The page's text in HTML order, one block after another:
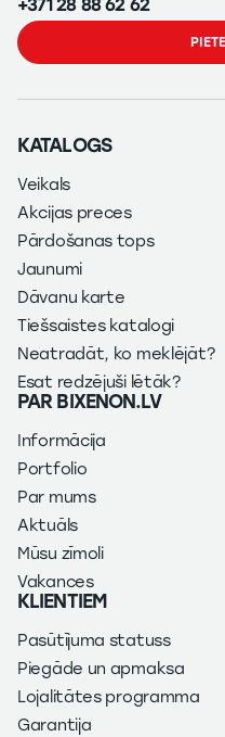
+371 28 88 62 62
KATALOGS
Veikals
Akcijas preces
Pārdošanas tops
Jaunumi
Dāvanu karte
Tiešsaistes katalogi
Neatradāt, ko meklējāt?
Esat redzējuši lētāk?
PAR BIXENON.LV
Informācija
Portfolio
Par mums
Aktuāls
Mūsu zīmoli
Vakances
KLIENTIEM
Pasūtījuma statuss
Piegāde un apmaksa
Lojalitātes programma
Garantija